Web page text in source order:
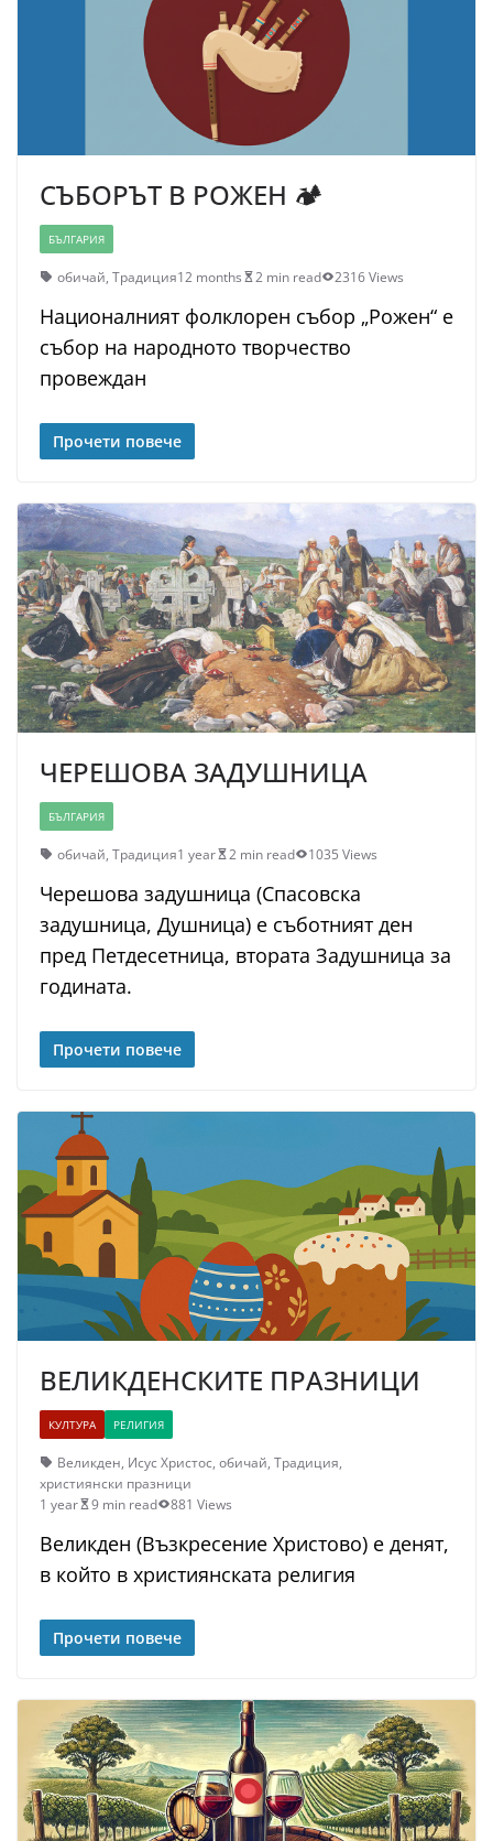
СЪБОРЪТ В РОЖЕН 🏕️
БЪЛГАРИЯ
обичай, Традиция12 months 2 min read 2316 Views
Националният фолклорен събор „Рожен“ е
събор на народното творчество
провеждан
Прочети повече
ЧЕРЕШОВА ЗАДУШНИЦА
БЪЛГАРИЯ
обичай, Традиция1 year 2 min read 1035 Views
Черешова задушница (Спасовска
задушница, Душница) е съботният ден
пред Петдесетница, втората Задушница за
годината.
Прочети повече
ВЕЛИКДEНСКИТЕ ПРАЗНИЦИ
КУЛТУРА РЕЛИГИЯ
Великден, Исус Христос, обичай, Традиция,
християнски празници
1 year
9 min read 881 Views
Великден (Възкресение Христово) е денят,
в който в християнската религия
Прочети повече